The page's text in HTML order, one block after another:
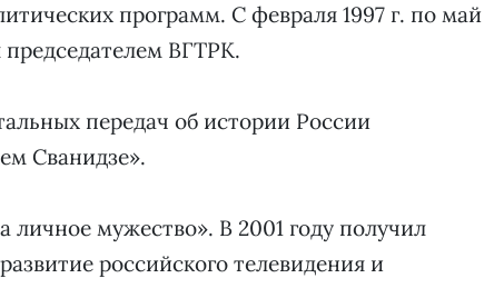
программ. С февраля 1997 г. по май
председателем ВГТРК.
передач об истории России
Сванидзе».
личное мужество». В 2001 году получил
российского телевидения и